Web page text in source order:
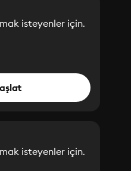
isteyenler için.
isteyenler için.